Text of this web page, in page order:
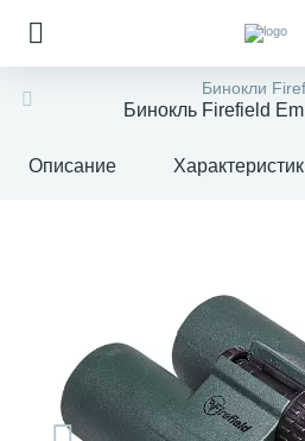
Бинокли
Бинокль Firefield
Описание